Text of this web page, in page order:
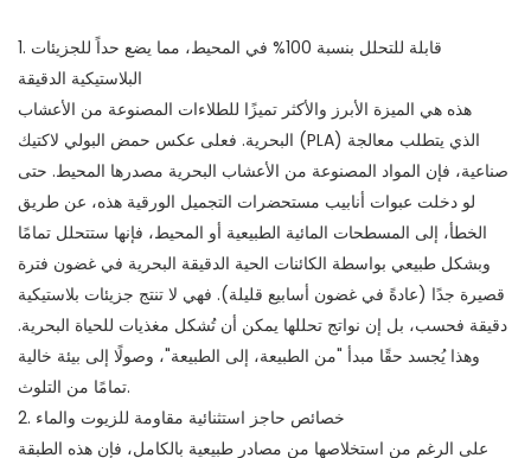
1. قابلة للتحلل بنسبة 100% في المحيط، مما يضع حداً للجزيئات
البلاستيكية الدقيقة
هذه هي الميزة الأبرز والأكثر تميزًا للطلاءات المصنوعة من الأعشاب
البحرية. فعلى عكس حمض البولي لاكتيك (PLA) الذي يتطلب معالجة
صناعية، فإن المواد المصنوعة من الأعشاب البحرية مصدرها المحيط. حتى
لو دخلت عبوات أنابيب مستحضرات التجميل الورقية هذه، عن طريق
الخطأ، إلى المسطحات المائية الطبيعية أو المحيط، فإنها ستتحلل تمامًا
وبشكل طبيعي بواسطة الكائنات الحية الدقيقة البحرية في غضون فترة
قصيرة جدًا (عادةً في غضون أسابيع قليلة). فهي لا تنتج جزيئات بلاستيكية
دقيقة فحسب، بل إن نواتج تحللها يمكن أن تُشكل مغذيات للحياة البحرية.
وهذا يُجسد حقًا مبدأ "من الطبيعة، إلى الطبيعة"، وصولًا إلى بيئة خالية
تمامًا من التلوث.
2. خصائص حاجز استثنائية مقاومة للزيوت والماء
على الرغم من استخلاصها من مصادر طبيعية بالكامل، فإن هذه الطبقة